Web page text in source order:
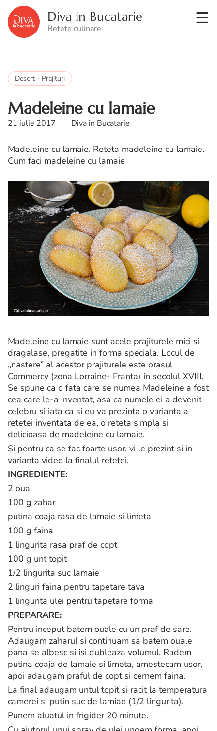
Diva in Bucatarie
Retete culinare
Desert - Prajituri
Madeleine cu lamaie
21 iulie 2017 Diva in Bucatarie
Madeleine cu lamaie. Reteta madeleine cu lamaie.
Cum faci madeleine cu lamaie
Madeleine cu lamaie sunt acele prajiturele mici si
dragalase, pregatite in forma speciala. Locul de
„nastere” al acestor prajiturele este orasul
Commercy (zona Lorraine- Franta) in secolul XVIII.
Se spune ca o fata care se numea Madeleine a fost
cea care le-a inventat, asa ca numele ei a devenit
celebru si iata ca si eu va prezinta o varianta a
retetei inventata de ea, o reteta simpla si
delicioasa de madeleine cu lamaie.
Si pentru ca se fac foarte usor, vi le prezint si in
varianta video la finalul retetei.
INGREDIENTE:
2 oua
100 g zahar
putina coaja rasa de lamaie si limeta
100 g faina
1 lingurita rasa praf de copt
100 g unt topit
1/2 lingurita suc lamaie
2 linguri faina pentru tapetare tava
1 lingurita ulei pentru tapetare forma
PREPARARE:
Pentru inceput batem ouale cu un praf de sare.
Adaugam zaharul si continuam sa batem ouale
pana se albesc si isi dubleaza volumul. Radem
putina coaja de lamaie si limeta, amestecam usor,
apoi adaugam praful de copt si cernem faina.
La final adaugam untul topit si racit la temperatura
camerei si putin suc de lamiae (1/2 lingurita).
Punem aluatul in frigider 20 minute.